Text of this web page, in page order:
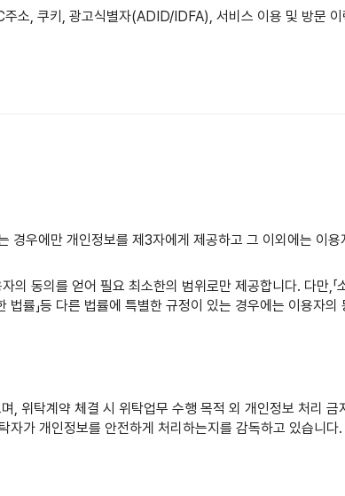
, 쿠키, 광고식별자(ADID/IDFA), 서비스 이용 및 방문 이
경우에만 개인정보를 제3자에게 제공하고 그 이외에는 이용
동의를 얻어 필요 최소한의 범위로만 제공합니다. 다만,「소
법률」등 다른 법률에 특별한 규정이 있는 경우에는 이용자
위탁계약 체결 시 위탁업무 수행 목적 외 개인정보 처리
가 개인정보를 안전하게 처리하는지를 감독하고 있습니다.